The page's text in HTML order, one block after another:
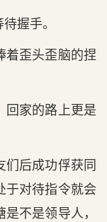
握手。
着歪头歪脑的捏
回家的路上更是
们后成功俘获同
于对待指令就会
不是领导人，